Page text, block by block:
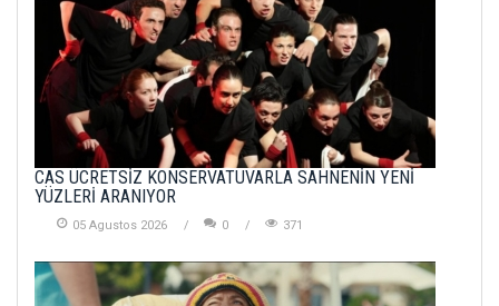
CAS ÜCRETSİZ KONSERVATUVARLA SAHNENİN YENİ
YÜZLERİ ARANIYOR
05 Agustos 2026 0 371